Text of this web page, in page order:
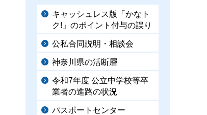
キャッシュレス版「かなト
ク!」のポイント付与の誤り
公私合同説明・相談会
神奈川県の活断層
令和7年度 公立中学校等卒
業者の進路の状況
パスポートセンター